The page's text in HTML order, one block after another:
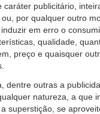
caráter publicitário,
por qualquer outro
em erro o
qualidade,
preço e quaisquer
dentre outras a
natureza, a que
superstição, se